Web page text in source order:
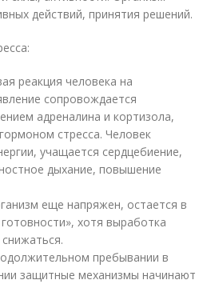
действий, принятия решений.
реакция человека на
сопровождается
адреналина и кортизола,
стресса. Человек
учащается сердцебиение,
дыхание, повышение
еще напряжен, остается в
хотя выработка
пребывании в
защитные механизмы начинают